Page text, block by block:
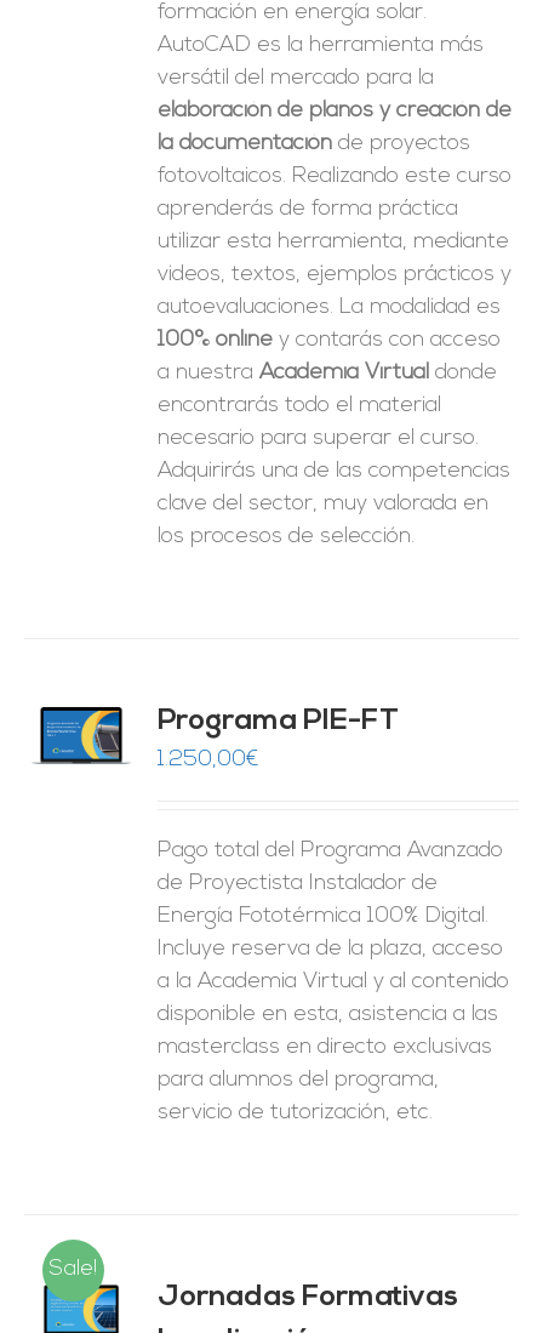
formación en energía solar.
AutoCAD es la herramienta más
versátil del mercado para la
elaboración de planos y creación de
la documentación de proyectos
fotovoltaicos. Realizando este curso
aprenderás de forma práctica
utilizar esta herramienta, mediante
videos, textos, ejemplos prácticos y
autoevaluaciones. La modalidad es
100% online y contarás con acceso
a nuestraAcademia Virtual donde
encontrarás todo el material
necesario para superar el curso.
Adquirirás una de las competencias
clave del sector, muy valorada en
los procesos de selección.
Programa PIE-FT
1.250,00€
Pago total del Programa Avanzado
de Proyectista Instalador de
Energía Fototérmica 100% Digital.
Incluye reserva de la plaza, acceso
a la Academia Virtual y al contenido
disponible en esta, asistencia a las
masterclass en directo exclusivas
para alumnos del programa,
servicio de tutorización, etc.
Sale!
Jornadas Formativas